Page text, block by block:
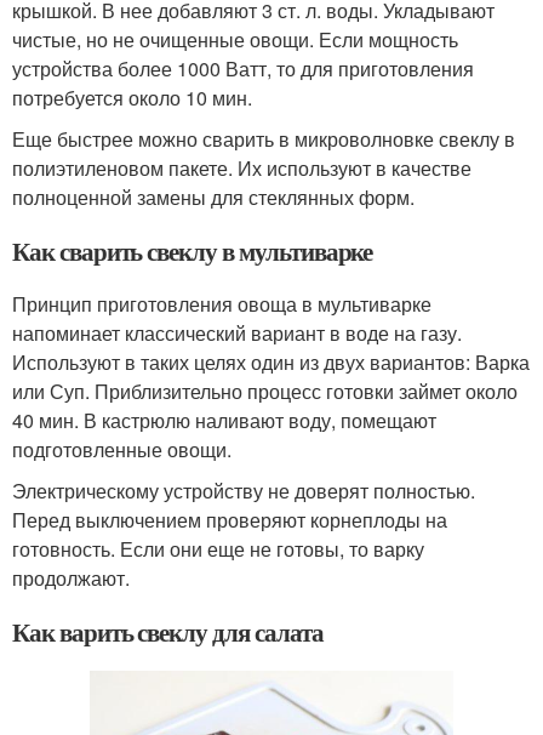
крышкой. В нее добавляют 3 ст. л. воды. Укладывают
чистые, но не очищенные овощи. Если мощность
устройства более 1000 Ватт, то для приготовления
потребуется около 10 мин.
Еще быстрее можно сварить в микроволновке свеклу в
полиэтиленовом пакете. Их используют в качестве
полноценной замены для стеклянных форм.
Как сварить свеклу в мультиварке
Принцип приготовления овоща в мультиварке
напоминает классический вариант в воде на газу.
Используют в таких целях один из двух вариантов: Варка
или Суп. Приблизительно процесс готовки займет около
40 мин. В кастрюлю наливают воду, помещают
подготовленные овощи.
Электрическому устройству не доверят полностью.
Перед выключением проверяют корнеплоды на
готовность. Если они еще не готовы, то варку
продолжают.
Как варить свеклу для салата